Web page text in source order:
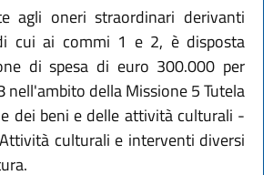
agli oneri straordinari derivanti
cui ai commi 1 e 2, è disposta
di spesa di euro 300.000 per
nell'ambito della Missione 5 Tutela
dei beni e delle attività culturali -
culturali e interventi diversi